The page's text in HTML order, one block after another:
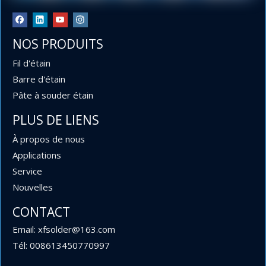
Réduit le besoin de remplacements fréquents.
Cost-efficace
échelle.
plomb en rouleaux de 454 g, 227 g et 100 g pour
l'électronique
NOS PRODUITS
Fil d'étain
Barre d'étain
Pâte à souder étain
PLUS DE LIENS
À propos de nous
Applications
Service
Nouvelles
CONTACT
Email: xfsolder@163.com
Tél: 008613450770997